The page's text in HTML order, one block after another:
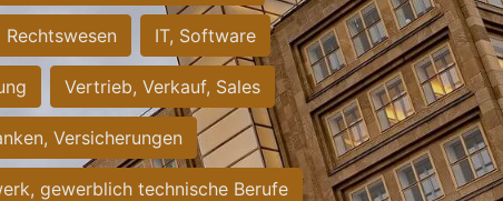
Rechtswesen IT, Software
Vertrieb, Verkauf, Sales
Versicherungen
gewerblich technische Berufe